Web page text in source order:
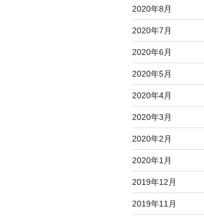
2020年8月
2020年7月
2020年6月
2020年5月
2020年4月
2020年3月
2020年2月
2020年1月
2019年12月
2019年11月